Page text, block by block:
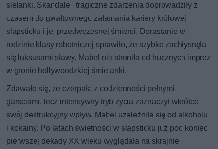
sielanki. Skandale i tragiczne zdarzenia doprowadziły z
czasem do gwałtownego załamania kariery królowej
slapsticku i jej przedwczesnej śmierci. Dorastanie w
rodzinie klasy robotniczej sprawiło, że szybko zachłysnęła
się luksusami sławy. Mabel nie stroniła od hucznych imprez
w gronie hollywoodzkiej śmietanki.
Zdawało się, że czerpała z codzienności pełnymi
garściami, lecz intensywny tryb życia zaznaczył wkrótce
swój destrukcyjny wpływ. Mabel uzależniła się od alkoholu
i kokainy. Po latach świetności w slapsticku już pod koniec
pierwszej dekady XX wieku wyglądała na skrajnie